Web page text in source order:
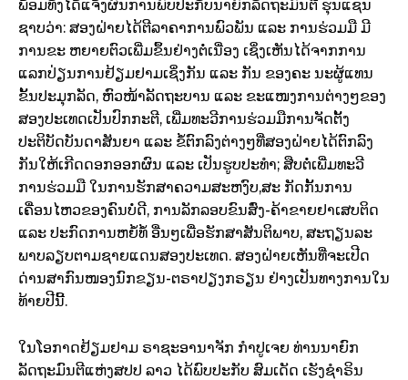
ພ້ອມທັງໄດ້ແຈ້ງຜົນການພົບປະກັບນາຍົກລັດຖະມົນຕີ ຮຸນແຊນ
ຊາບວ່າ: ສອງຝ່າຍໄດ້ຕີລາຄາການພົວພັນ ແລະ ການຮ່ວມມື ມີ
ການຂະ ຫຍາຍຕົວເພີ່ມຂຶ້ນຢ່າງຕໍ່ເນື່ອງ ເຊິ່ງເຫັນໄດ້ຈາກການ
ແລກປ່ຽນການຢ້ຽມຢາມເຊິ່ງກັນ ແລະ ກັນ ຂອງຄະ ນະຜູ້ແທນ
ຂັ້ນປະມຸກລັດ, ຫົວໜ້າລັດຖະບານ ແລະ ຂະແໜງການຕ່າງໆຂອງ
ສອງປະເທດເປັນປົກກະຕີ, ເພີ່ມທະວີການຮ່ວມມືການຈັດຕັ້ງ
ປະຕິບັດບັນດາສັນຍາ ແລະ ຂໍ້ຕົກລົງຕ່າງໆທີ່ສອງຝ່າຍໄດ້ຕົກລົງ
ກັນໃຫ້ເກີດດອກອອກຜົນ ແລະ ເປັນຮູບປະທຳ; ສືບຕໍ່ເພີ່ມທະວີ
ການຮ່ວມມື ໃນການຮັກສາຄວາມສະຫງົບ,ສະ ກັດກັ້ນການ
ເຄື່ອນໄຫວຂອງຄົນບໍ່ດີ, ການລັກລອບຂົນສົ່ງ-ຄ້າຂາຍຢາເສບຕິດ
ແລະ ປະກົດການຫຍໍ້ທໍ້ ອື່ນໆເພື່ອຮັກສາສັນຕິພາບ, ສະຖຽນລະ
ພາບລຽບຕາມຊາຍແດນສອງປະເທດ. ສອງຝ່າຍເຫັນທີ່ຈະເປີດ
ດ່ານສາກົນໜອງນົກຂຽນ-ຕຣາປຽງກຣຽນ ຢ່າງເປັນທາງການໃນ
ທ້າຍປີນີ້.
ໃນໂອກາດຢ້ຽມຢາມ ຣາຊະອານາຈັກ ກຳປູເຈຍ ທ່ານນາຍົກ
ລັດຖະມົນຕີແຫ່ງສປປ ລາວ ໄດ້ພົບປະກັບ ສົມເດັດ ເຮັງຊຳຣິນ